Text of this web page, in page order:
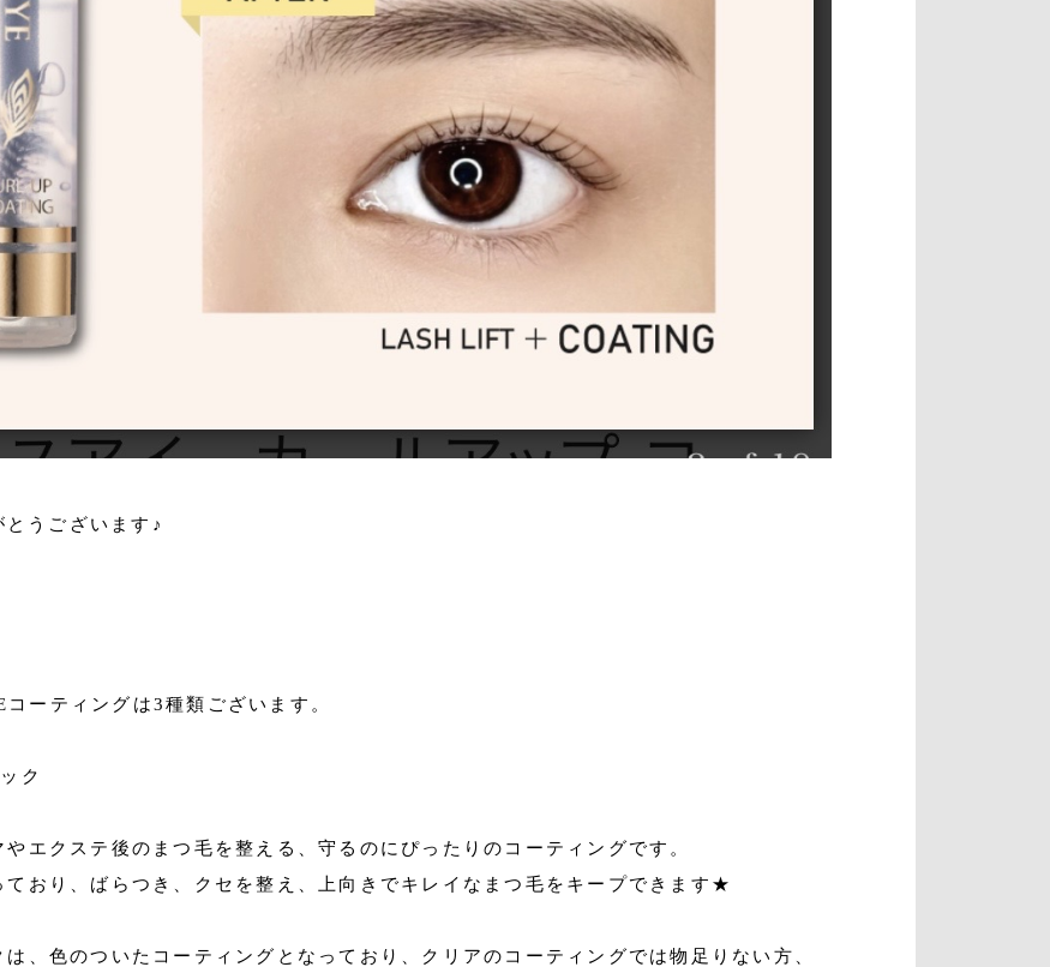
うございます♪
ーティングは3種類ございます。
ク
エクステ後のまつ毛を整える、守るのにぴったりのコーティングです。
ており、ばらつき、クセを整え、上向きでキレイなまつ毛をキープできます★
、色のついたコーティングとなっており、クリアのコーティングでは物足りない方、